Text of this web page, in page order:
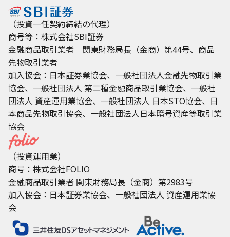
※引落金額を他の商品のお取引で利用されてしまうとSBIラップの積立が
余力不足のため実行されない場合がございますので、ご注意ください。
銀行引落サービスの初回申込み方法は
利用規約
契約締結のお申込の際にご確認いただいた書面を表示し
ます。
また、「契約締結時書面」もご確認いただけます。
（投資一任契約締結の代理）
商号等：株式会社SBI証券
金融商品取引業者 関東財務局長（金商）第44号、商品
先物取引業者
加入協会：日本証券業協会、一般社団法人金融先物取引業
協会、一般社団法人 第二種金融商品取引業協会、一般社
団法人 資産運用業協会、一般社団法人 日本STO協会、日
本商品先物取引協会、一般社団法人日本暗号資産等取引業
協会
（投資運用業）
商号：株式会社FOLIO
金融商品取引業者 関東財務局長（金商）第2983号
加入協会：日本証券業協会、一般社団法人 資産運用業協
会